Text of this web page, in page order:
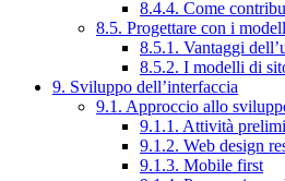
8.4.4. Come
8.5. Progettare con i
8.5.1. Vantaggi
8.5.2. I modelli di
9. Sviluppo dell’interfaccia
9.1. Approccio allo
9.1.1. Attività
9.1.2. Web design
9.1.3. Mobile first